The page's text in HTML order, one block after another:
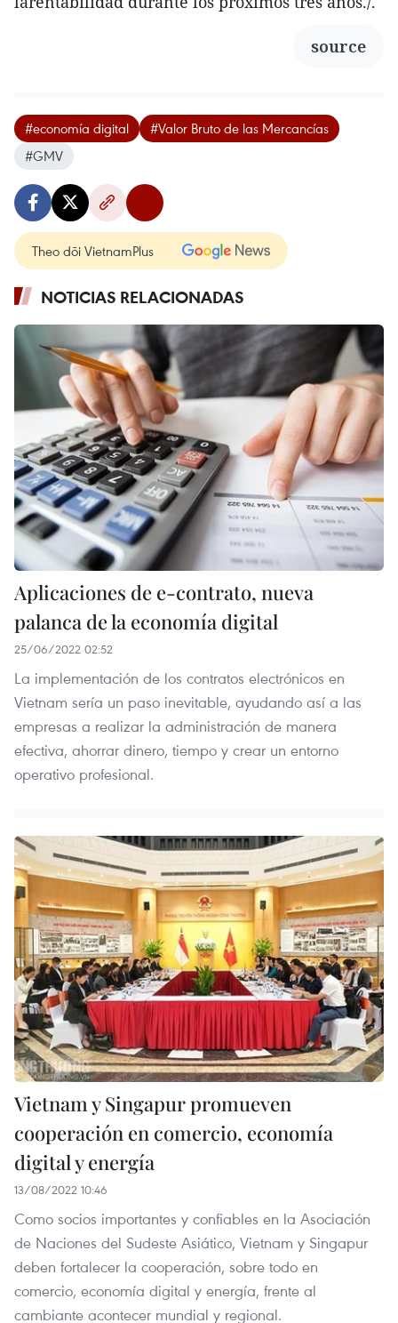
source
#economía digital
#Valor Bruto de las Mercancías
#GMV
Theo dõi VietnamPlus
NOTICIAS RELACIONADAS
Aplicaciones de e-contrato, nueva
palanca de la economía digital
25/06/2022 02:52
La implementación de los contratos electrónicos en
Vietnam sería un paso inevitable, ayudando así a las
empresas a realizar la administración de manera
efectiva, ahorrar dinero, tiempo y crear un entorno
operativo profesional.
Vietnam y Singapur promueven
cooperación en comercio, economía
digital y energía
13/08/2022 10:46
Como socios importantes y confiables en la Asociación
de Naciones del Sudeste Asiático, Vietnam y Singapur
deben fortalecer la cooperación, sobre todo en
comercio, economía digital y energía, frente al
cambiante acontecer mundial y regional.